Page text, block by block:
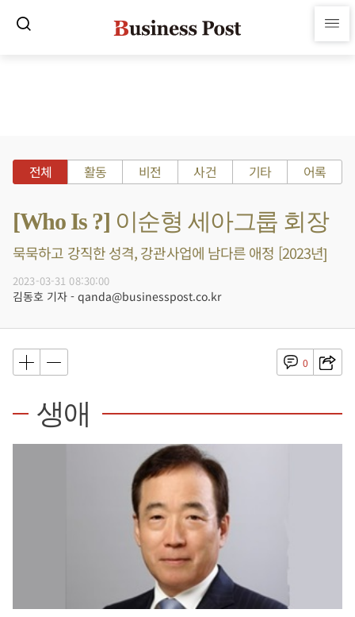
전체 활동 비전 사건 기타 어록
[Who Is ?] 이순형 세아그룹 회장
묵묵하고 강직한 성격, 강관사업에 남다른 애정 [2023년]
2023-03-31 08:30:00
김동호 기자 - qanda@businesspost.co.kr
0
생애